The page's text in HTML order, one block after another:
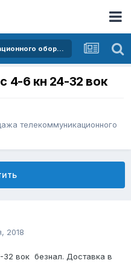
Покупка и продажа телекоммуникационного оборудования
4-6 кн 24-32 вок
телекоммуникационного
2018
вок безнал. Доставка в